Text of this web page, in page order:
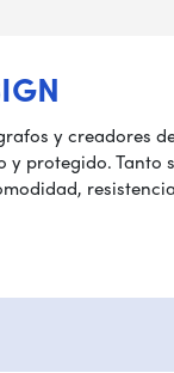
y creadores
protegido. Tanto